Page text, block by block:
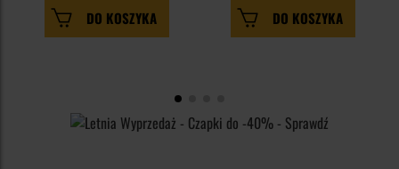
DO KOSZYKA DO KOSZYKA